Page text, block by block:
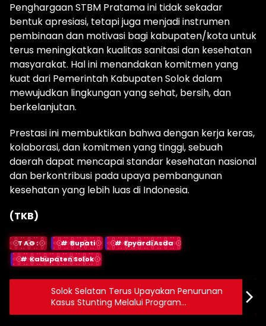
Penghargaan STBM Pratama ini tidak sekadar
bentuk apresiasi, tetapi juga menjadi instrumen
pembinaan dan motivasi bagi kabupaten/kota untuk
terus meningkatkan kualitas sanitasi dan kesehatan
masyarakat. Hal ini menandakan komitmen yang
kuat dari Pemerintah Kabupaten Solok dalam
mewujudkan lingkungan yang sehat, bersih, dan
berkelanjutan.
Prestasi ini membuktikan bahwa dengan kerja keras,
kolaborasi, dan komitmen yang tinggi, sebuah
daerah dapat mencapai standar kesehatan nasional
dan berkontribusi pada upaya pembangunan
kesehatan yang lebih luas di Indonesia.
(TKB)
TAG: Bupati
Epyardi Asda
Kabupaten Solok
Solok Selatan Terus Upayakan Penurunan
Kasus Stunting Melalui Program
Komprehensif